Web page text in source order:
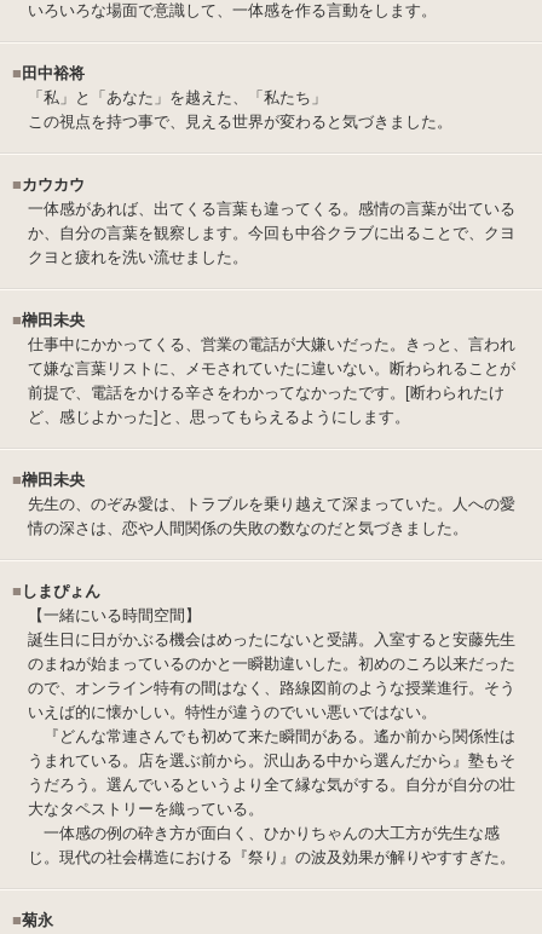
いろいろな場面で意識して、一体感を作る言動をします。
■ 田中裕将
「私」と「あなた」を越えた、「私たち」
この視点を持つ事で、見える世界が変わると気づきました。
■カウカウ
一体感があれば、出てくる言葉も違ってくる。感情の言葉が出ている
か、自分の言葉を観察します。今回も中谷クラブに出ることで、クヨ
クヨと疲れを洗い流せました。
■榊田未央
仕事中にかかってくる、営業の電話が大嫌いだった。きっと、言われ
て嫌な言葉リストに、メモされていたに違いない。断わられることが
前提で、電話をかける辛さをわかってなかったです。[断わられたけ
ど、感じよかった]と、思ってもらえるようにします。
■榊田未央
先生の、のぞみ愛は、トラブルを乗り越えて深まっていた。人への愛
情の深さは、恋や人間関係の失敗の数なのだと気づきました。
■ しまぴょん
【一緒にいる時間空間】
誕生日に日がかぶる機会はめったにないと受講。入室すると安藤先生
のまねが始まっているのかと一瞬勘違いした。初めのころ以来だった
ので、オンライン特有の間はなく、路線図前のような授業進行。そう
いえば的に懐かしい。特性が違うのでいい悪いではない。
『どんな常連さんでも初めて来た瞬間がある。遙か前から関係性は
うまれている。店を選ぶ前から。沢山ある中から選んだから』塾もそ
うだろう。選んでいるというより全て縁な気がする。自分が自分の壮
大なタペストリーを織っている。
一体感の例の砕き方が面白く、ひかりちゃんの大工方が先生な感
じ。現代の社会構造における『祭り』の波及効果が解りやすすぎた。
■菊永